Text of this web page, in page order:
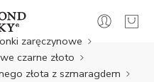
zaręczynowe
czarne złoto
złota z szmaragdem